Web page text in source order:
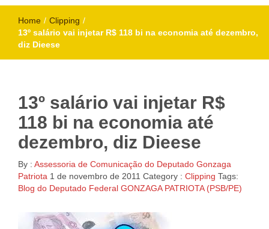
Home / Clipping /
13º salário vai injetar R$ 118 bi na economia até dezembro,
diz Dieese
13º salário vai injetar R$
118 bi na economia até
dezembro, diz Dieese
By : Assessoria de Comunicação do Deputado Gonzaga
Patriota 1 de novembro de 2011 Category : Clipping Tags:
Blog do Deputado Federal GONZAGA PATRIOTA (PSB/PE)